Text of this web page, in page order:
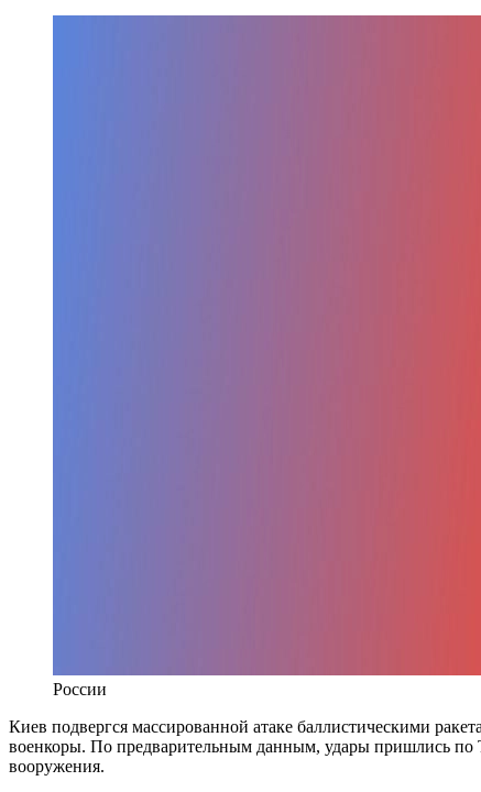
России
Киев подвергся массированной атаке баллистическими
военкоры. По предварительным данным, удары пришлись по
вооружения.